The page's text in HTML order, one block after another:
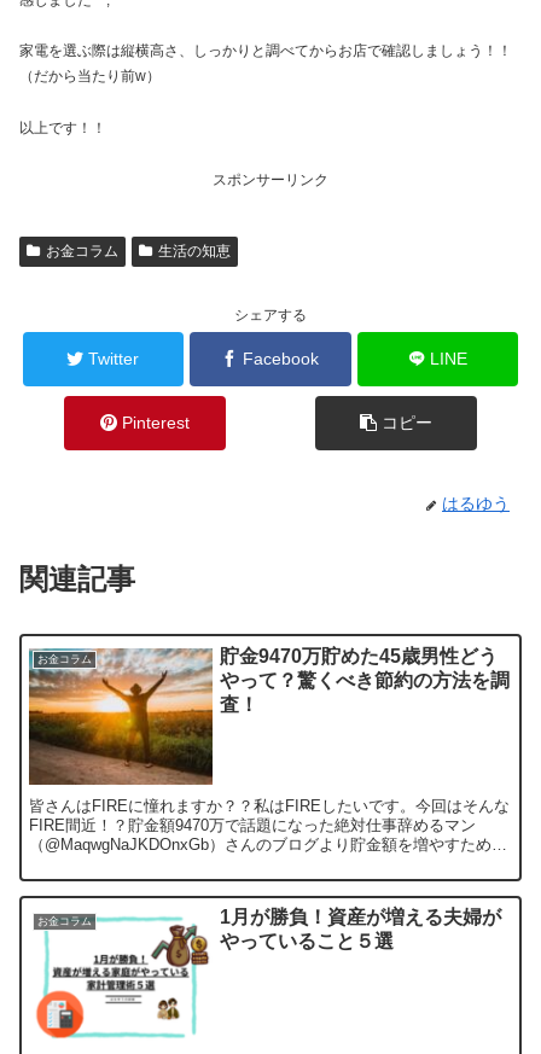
家電を選ぶ際は縦横高さ、しっかりと調べてからお店で確認しましょう！！
（だから当たり前w）
以上です！！
スポンサーリンク
お金コラム 生活の知恵
シェアする
Twitter Facebook LINE
Pinterest コピー
はるゆう
関連記事
お金コラム
貯金9470万貯めた45歳男性どう
やって？驚くべき節約の方法を調
査！
皆さんはFIREに憧れますか？？私はFIREしたいです。今回はそんな
FIRE間近！？貯金額9470万で話題になった絶対仕事辞めるマン
（@MaqwgNaJKDOnxGb）さんのブログより貯金額を増やすための
お金コラム
1月が勝負！資産が増える夫婦が
やっていること５選